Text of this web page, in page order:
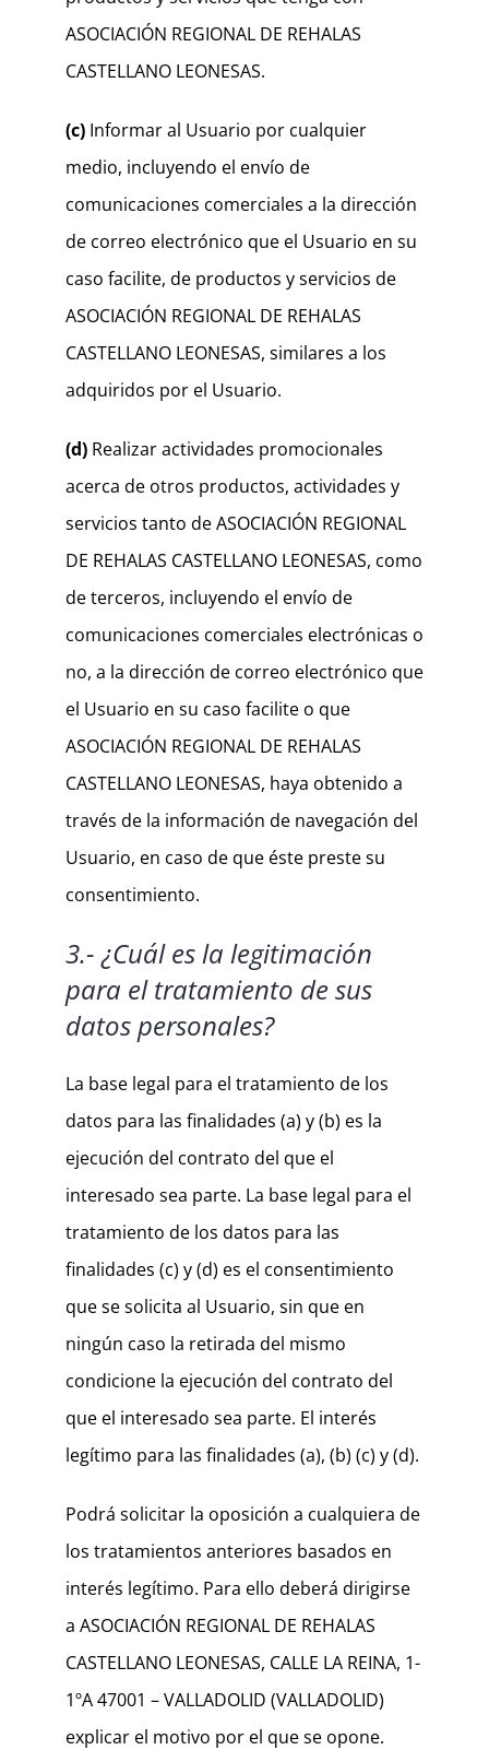
ASOCIACIÓN REGIONAL DE REHALAS
CASTELLANO LEONESAS.
(c) Informar al Usuario por cualquier
medio, incluyendo el envío de
comunicaciones comerciales a la dirección
de correo electrónico que el Usuario en su
caso facilite, de productos y servicios de
ASOCIACIÓN REGIONAL DE REHALAS
CASTELLANO LEONESAS, similares a los
adquiridos por el Usuario.
(d) Realizar actividades promocionales
acerca de otros productos, actividades y
servicios tanto de ASOCIACIÓN REGIONAL
DE REHALAS CASTELLANO LEONESAS, como
de terceros, incluyendo el envío de
comunicaciones comerciales electrónicas o
no, a la dirección de correo electrónico que
el Usuario en su caso facilite o que
ASOCIACIÓN REGIONAL DE REHALAS
CASTELLANO LEONESAS, haya obtenido a
través de la información de navegación del
Usuario, en caso de que éste preste su
consentimiento.
3.- ¿Cuál es la legitimación
para el tratamiento de sus
datos personales?
La base legal para el tratamiento de los
datos para las finalidades (a) y (b) es la
ejecución del contrato del que el
interesado sea parte. La base legal para el
tratamiento de los datos para las
finalidades (c) y (d) es el consentimiento
que se solicita al Usuario, sin que en
ningún caso la retirada del mismo
condicione la ejecución del contrato del
que el interesado sea parte. El interés
legítimo para las finalidades (a), (b) (c) y (d).
Podrá solicitar la oposición a cualquiera de
los tratamientos anteriores basados en
interés legítimo. Para ello deberá dirigirse
a ASOCIACIÓN REGIONAL DE REHALAS
CASTELLANO LEONESAS, CALLE LA REINA, 1-
1ºA 47001 – VALLADOLID (VALLADOLID)
explicar el motivo por el que se opone.